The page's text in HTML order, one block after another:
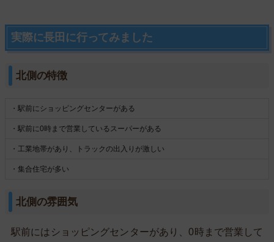
実際に長田に行ってみました
北側の特徴
・駅前にショッピングセンターがある
・駅前に0時まで営業しているスーパーがある
・工業地帯があり、トラックの出入りが激しい
・集合住宅が多い
北側の雰囲気
駅前にはショッピングセンターがあり、0時まで営業して